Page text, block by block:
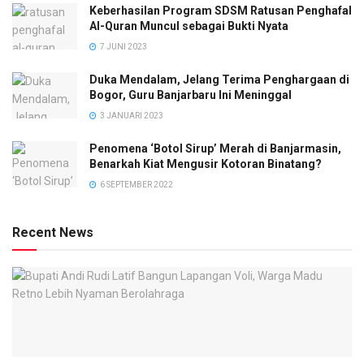
Keberhasilan Program SDSM Ratusan Penghafal
Al-Quran Muncul sebagai Bukti Nyata
7 JUNI 2023
Duka Mendalam, Jelang Terima Penghargaan di
Bogor, Guru Banjarbaru Ini Meninggal
3 JANUARI 2023
Penomena ‘Botol Sirup’ Merah di Banjarmasin,
Benarkah Kiat Mengusir Kotoran Binatang?
6 SEPTEMBER 2022
Recent News